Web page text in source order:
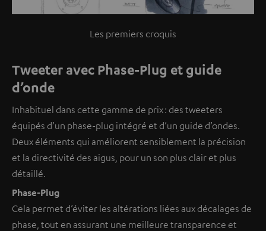
Les premiers croquis
Tweeter avec Phase-Plug et guide
d’onde
Inhabituel dans cette gamme de prix : des tweeters
équipés d’un phase-plug intégré et d’un guide d’ondes.
Deux éléments qui améliorent sensiblement la précision
et la directivité des aigus, pour un son plus clair et plus
détaillé.
Phase-Plug
Cela permet d’éviter les altérations liées aux décalages de
phase, tout en assurant une meilleure transparence et